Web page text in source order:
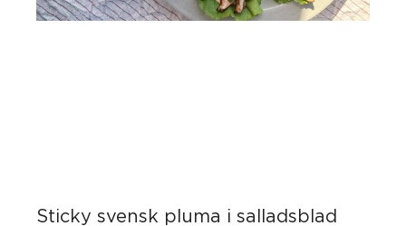
Sticky svensk pluma i salladsblad